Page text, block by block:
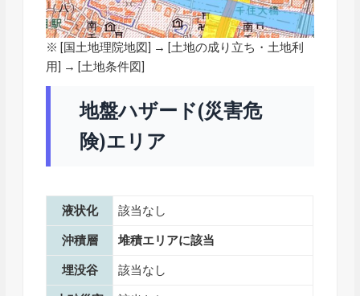
※ [ 国土地理院地図
] → [土地の成り立ち・土地利
用] → [土地条件図]
地盤ハザード(災害危
険)エリア
液状化 該当なし
沖積層 堆積エリアに該当
埋没谷 該当なし